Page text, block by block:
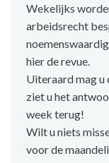
Wekelijks
arbeidsrecht
hier de revue.
Uiteraard mag
ziet u het
week terug!
Wilt u niets
voor de